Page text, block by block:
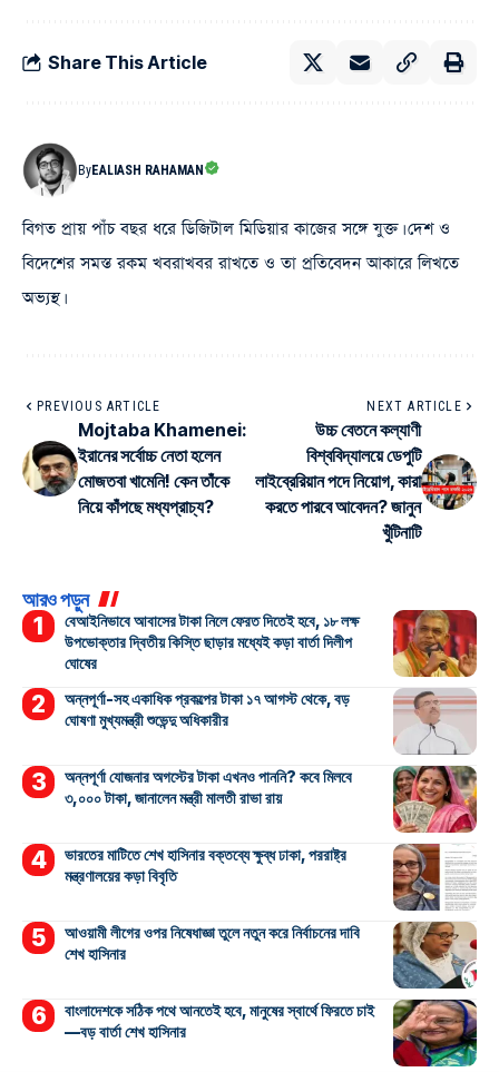
Share This Article
ByEALIASH RAHAMAN
বিগত প্রায় পাঁচ বছর ধরে ডিজিটাল মিডিয়ার কাজের সঙ্গে যুক্ত। দেশ ও
বিদেশের সমস্ত রকম খবরাখবর রাখতে ও তা প্রতিবেদন আকারে লিখতে
অভ্যস্থ।
PREVIOUS ARTICLE
Mojtaba Khamenei:
ইরানের সর্বোচ্চ নেতা হলেন
মোজতবা খামেনি! কেন তাঁকে
নিয়ে কাঁপছে মধ্যপ্রাচ্য?
NEXT ARTICLE
উচ্চ বেতনে কল্যাণী
বিশ্ববিদ্যালয়ে ডেপুটি
লাইব্রেরিয়ান পদে নিয়োগ, কারা
করতে পারবে আবেদন? জানুন
খুঁটিনাটি
আরও পড়ুন
বেআইনিভাবে আবাসের টাকা নিলে ফেরত দিতেই হবে, ১৮ লক্ষ
উপভোক্তার দ্বিতীয় কিস্তি ছাড়ার মধ্যেই কড়া বার্তা দিলীপ
ঘোষের
অন্নপূর্ণা-সহ একাধিক প্রকল্পের টাকা ১৭ আগস্ট থেকে, বড়
ঘোষণা মুখ্যমন্ত্রী শুভেন্দু অধিকারীর
অন্নপূর্ণা যোজনার অগস্টের টাকা এখনও পাননি? কবে মিলবে
৩,০০০ টাকা, জানালেন মন্ত্রী মালতী রাভা রায়
ভারতের মাটিতে শেখ হাসিনার বক্তব্যে ক্ষুব্ধ ঢাকা, পররাষ্ট্র
মন্ত্রণালয়ের কড়া বিবৃতি
আওয়ামী লীগের ওপর নিষেধাজ্ঞা তুলে নতুন করে নির্বাচনের দাবি
শেখ হাসিনার
বাংলাদেশকে সঠিক পথে আনতেই হবে, মানুষের স্বার্থে ফিরতে চাই
—বড় বার্তা শেখ হাসিনার